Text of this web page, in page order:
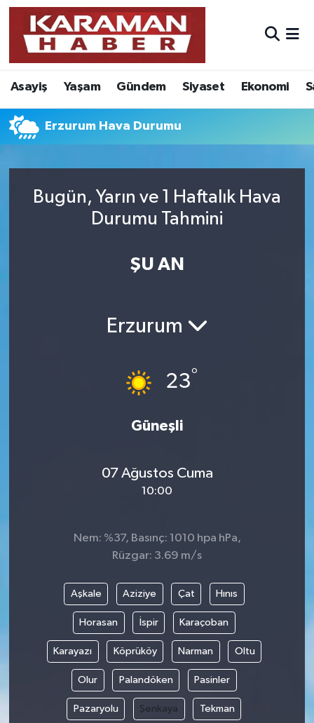
Asayiş Yaşam Gündem Siyaset Ekonomi
Erzurum Hava Durumu
Bugün, Yarın ve 1 Haftalık Hava
Durumu Tahmini
ŞU AN
Erzurum
23°
Güneşli
07 Ağustos Cuma
10:00
Nem: %37, Basınç: 1010 hpa hPa,
Rüzgar: 3.69 m/s
Aşkale Aziziye Çat Hınıs
Horasan İspir Karaçoban
Karayazı Köprüköy Narman Oltu
Olur Palandöken Pasinler
Pazaryolu Şenkaya Tekman
Asayiş
Bilim - Teknoloji
Eğitim
Foto Galeri
Nöbetçi Eczaneler
Hava Durumu
Karaman Namaz Vakitleri
Süper Lig Puan Durumu ve Fikstür
Son Dakika Haberleri